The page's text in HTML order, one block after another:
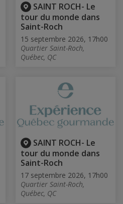
SAINT ROCH- Le
tour du monde dans
Saint-Roch
15 septembre 2026, 17h00
Quartier Saint-Roch,
Québec, QC
SAINT ROCH- Le
tour du monde dans
Saint-Roch
17 septembre 2026, 17h00
Quartier Saint-Roch,
Québec, QC